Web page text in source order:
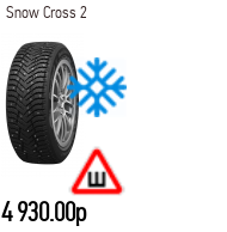
Snow Cross 2
4 930.00р